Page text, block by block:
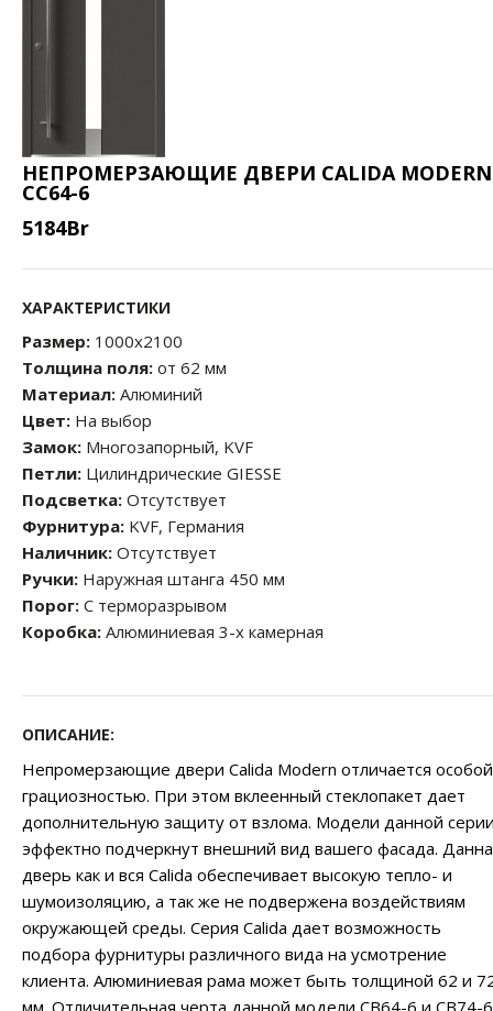
НЕПРОМЕРЗАЮЩИЕ ДВЕРИ CALIDA MODERN
CC64-6
5184Br
ХАРАКТЕРИСТИКИ
Размер: 1000x2100
Толщина поля: от 62 мм
Материал: Алюминий
Цвет: На выбор
Замок: Многозапорный, KVF
Петли: Цилиндрические GIESSE
Подсветка: Отсутствует
Фурнитура: KVF, Германия
Наличник: Отсутствует
Ручки: Наружная штанга 450 мм
Порог: С терморазрывом
Коробка: Алюминиевая 3-х камерная
ОПИСАНИЕ:
Непромерзающие двери Calida Modern отличается особой
грациозностью. При этом вклеенный стеклопакет дает
дополнительную защиту от взлома. Модели данной
эффектно подчеркнут внешний вид вашего фасада.
дверь как и вся Calida обеспечивает высокую тепло- и
шумоизоляцию, а так же не подвержена воздействиям
окружающей среды. Серия Calida дает возможность
подбора фурнитуры различного вида на усмотрение
клиента. Алюминиевая рама может быть толщиной 62 и